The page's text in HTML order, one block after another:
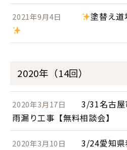
2021年9月4日 塗替え道
2020年（14回）
2020年3月17日
3/31名古屋
雨漏り工事【無料相談会】
2020年3月10日
3/24愛知県